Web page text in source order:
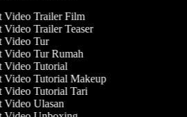
Trailer Film
Trailer Teaser
Tur
Tur Rumah
Tutorial
Tutorial Makeup
Tutorial Tari
Ulasan